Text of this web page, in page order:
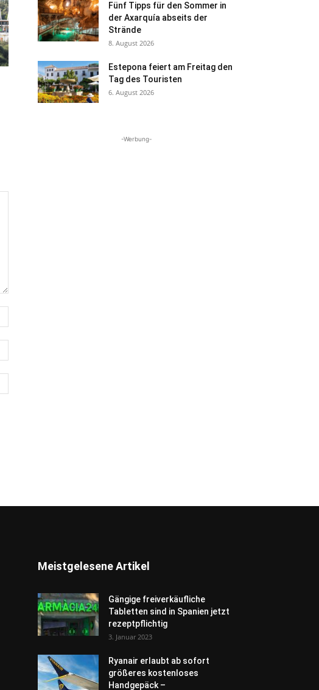
Fünf Tipps für den Sommer in
der Axarquía abseits der
Strände
8. August 2026
Estepona feiert am Freitag den
Tag des Touristen
6. August 2026
-Werbung-
Meistgelesene Artikel
Gängige freiverkäufliche
Tabletten sind in Spanien jetzt
rezeptpflichtig
3. Januar 2023
Ryanair erlaubt ab sofort
größeres kostenloses
Handgepäck –